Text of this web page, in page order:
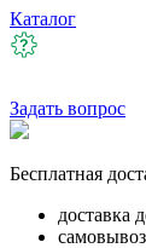
Каталог
Задать вопрос
Бесплатная
доставка